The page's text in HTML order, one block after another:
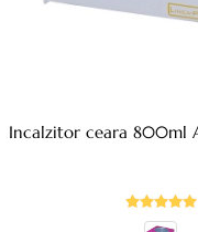
Incalzitor ceara 800ml